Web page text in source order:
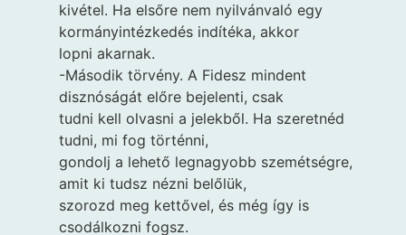
kivétel. Ha elsőre nem nyilvánvaló egy
kormányintézkedés indítéka, akkor
lopni akarnak.
-Második törvény. A Fidesz mindent
disznóságát előre bejelenti, csak
tudni kell olvasni a jelekből. Ha szeretnéd
tudni, mi fog történni,
gondolj a lehető legnagyobb szemétségre,
amit ki tudsz nézni belőlük,
szorozd meg kettővel, és még így is
csodálkozni fogsz.